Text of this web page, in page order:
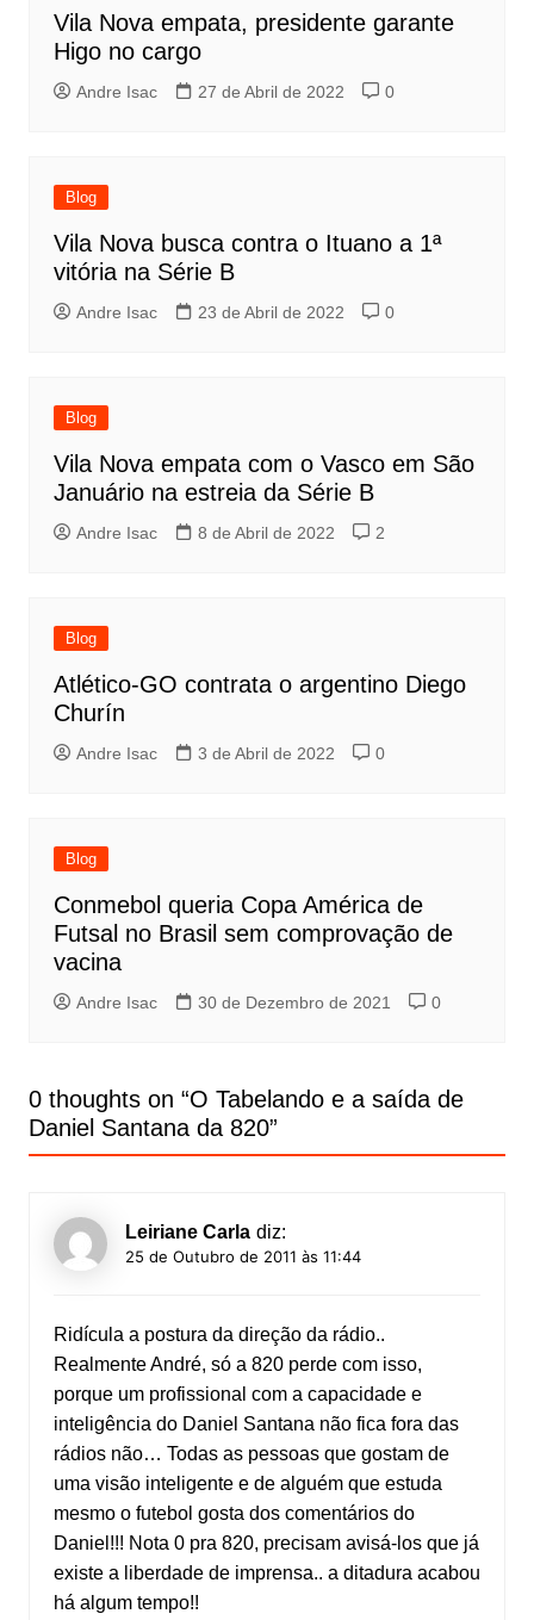
Vila Nova empata, presidente garante
Higo no cargo
Andre Isac 27 de Abril de 2022 0
Blog
Vila Nova busca contra o Ituano a 1ª
vitória na Série B
Andre Isac 23 de Abril de 2022 0
Blog
Vila Nova empata com o Vasco em São
Januário na estreia da Série B
Andre Isac 8 de Abril de 2022 2
Blog
Atlético-GO contrata o argentino Diego
Churín
Andre Isac 3 de Abril de 2022 0
Blog
Conmebol queria Copa América de
Futsal no Brasil sem comprovação de
vacina
Andre Isac 30 de Dezembro de 2021 0
0 thoughts on “O Tabelando e a saída de
Daniel Santana da 820”
Leiriane Carla diz:
25 de Outubro de 2011 às 11:44
Ridícula a postura da direção da rádio..
Realmente André, só a 820 perde com isso,
porque um profissional com a capacidade e
inteligência do Daniel Santana não fica fora das
rádios não… Todas as pessoas que gostam de
uma visão inteligente e de alguém que estuda
mesmo o futebol gosta dos comentários do
Daniel!!! Nota 0 pra 820, precisam avisá-los que já
existe a liberdade de imprensa.. a ditadura acabou
há algum tempo!!